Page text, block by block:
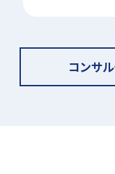
コンサ